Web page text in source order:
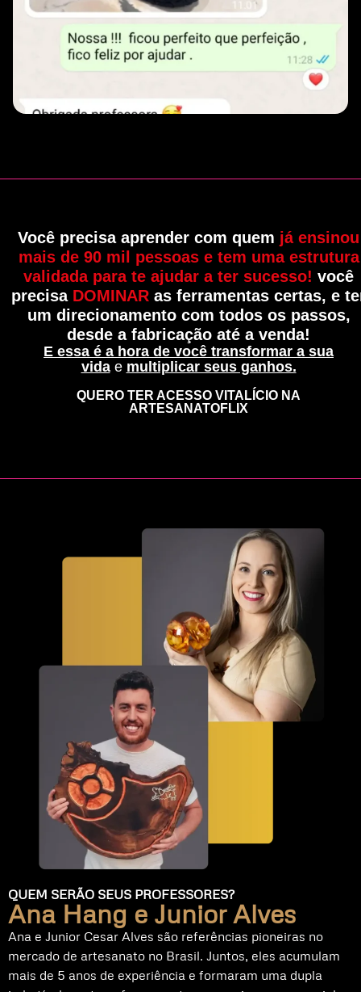
Você precisa aprender com quem já ensinou
mais de 90 mil pessoas e tem uma estrutura
validada para te ajudar a ter sucesso! você
precisa DOMINAR as ferramentas certas, e
um direcionamento com todos os passos,
desde a fabricação até a venda!
E essa é a hora de você transformar a sua
vidae multiplicar seus ganhos.
QUERO TER ACESSO VITALÍCIO NA
ARTESANATOFLIX
QUEM SERÃO SEUS PROFESSORES?
Ana Hang e Junior Alves
Ana e Junior Cesar Alves são referências pioneiras no
mercado de artesanato no Brasil. Juntos, eles acumulam
mais de 5 anos de experiência e formaram uma dupla